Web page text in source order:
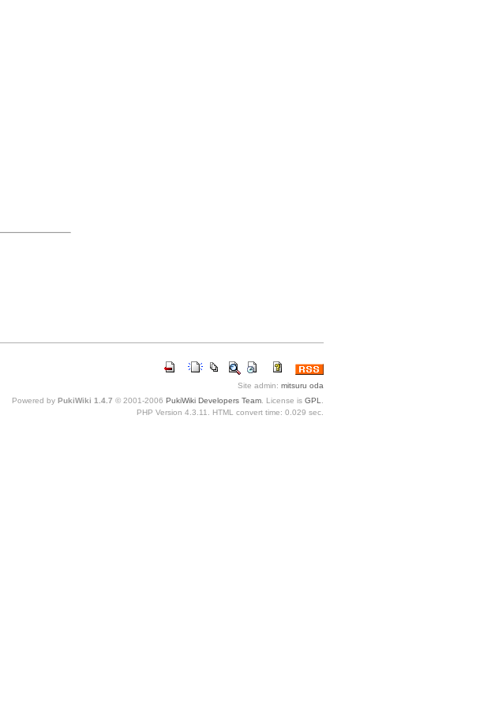
Site admin: mitsuru oda
Powered by PukiWiki 1.4.7 © 2001-2006 PukiWiki Developers Team . License is GPL
PHP Version 4.3.11. HTML convert time: 0.029 sec.